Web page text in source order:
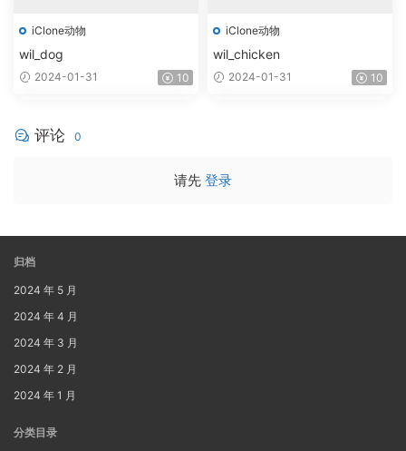
iClone动物
wil_dog
2024-01-31 10
iClone动物
wil_chicken
2024-01-31 10
评论 0
请先 登录
归档
2024 年 5 月
2024 年 4 月
2024 年 3 月
2024 年 2 月
2024 年 1 月
分类目录